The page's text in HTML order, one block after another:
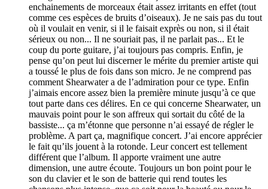
enchainements de morceaux était assez irritants en effet (tout
comme ces espèces de bruits d’oiseaux). Je ne sais pas du tout
où il voulait en venir, si il le faisait exprès ou non, si il était
sérieux ou non... Il ne souriait pas, il ne parlait pas... Et le
coup du porte guitare, j’ai toujours pas compris. Enfin, je
pense qu’on peut lui discerner le mérite du premier artiste qui
a toussé le plus de fois dans son micro. Je ne comprend pas
comment Shearwater a de l’admiration pour ce type. Enfin
j’aimais encore assez bien la première minute jusqu’à ce que
tout parte dans ces délires. En ce qui concerne Shearwater, un
mauvais point pour le son affreux qui sortait du côté de la
bassiste... ça m’étonne que personne n’ai essayé de régler le
problème. A part ça, magnifique concert. J’ai encore apprécier
le fait qu’ils jouent à la rotonde. Leur concert est tellement
différent que l’album. Il apporte vraiment une autre
dimension, une autre écoute. Toujours un bon point pour le
son du clavier et le son de batterie qui rend toutes les